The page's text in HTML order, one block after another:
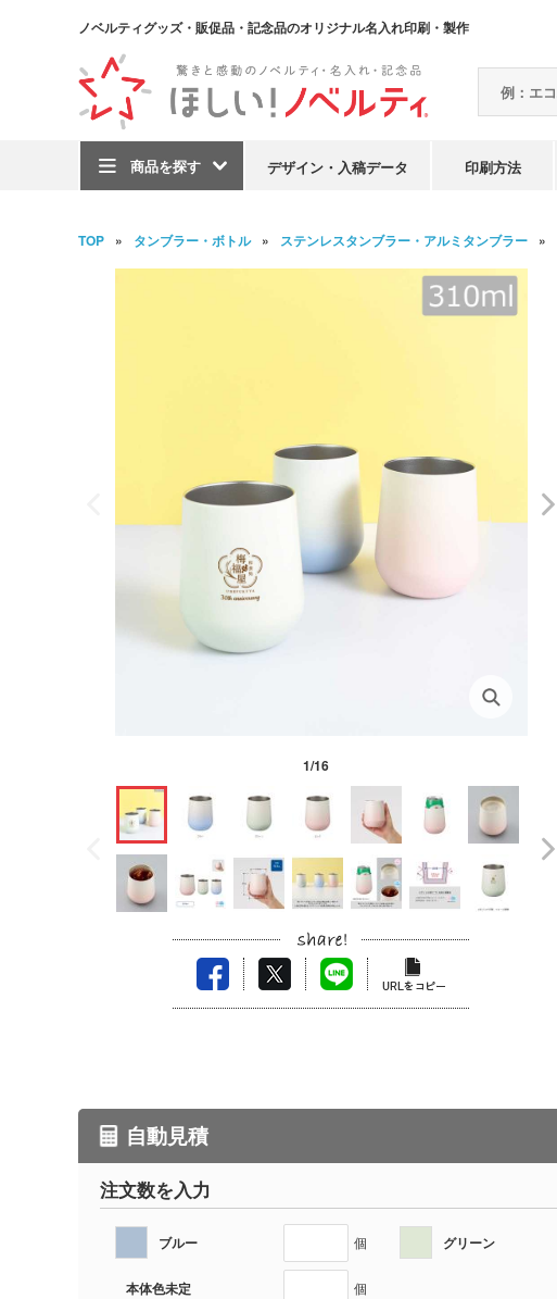
ノベルティグッズ・販促品・記念品のオリジナル名入れ印刷・製作
商品を探す デザイン・入稿データ 印刷方法
TOP タンブラー・ボトル ステンレスタンブラー・アルミタンブラー
1/16
自動見積
注文数を入力
ブルー 個 グリーン
本体色未定 個